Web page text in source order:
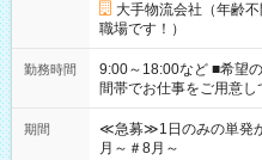
大手物流会社（年齢
職場です！）
勤務時間
9:00～18:00など ■希望の時間帯を
間帯でお仕事をご用意
17:00～22:00 13:00～
期間
≪急募≫1日のみの単発
月～＃8月～